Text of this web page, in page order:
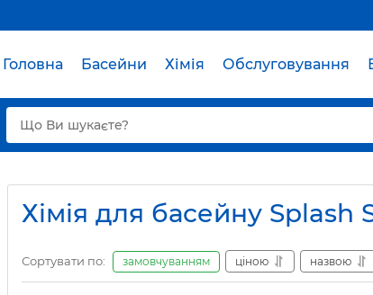
Головна Басейни Хімія Обслуговування
Хімія для басейну Splash
Сортувати по: замовчуванням ціною назвою